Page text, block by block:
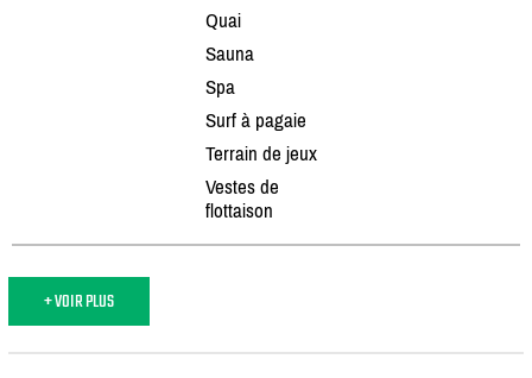
Quai
Sauna
Spa
Surf à pagaie
Terrain de jeux
Vestes de
flottaison
+ VOIR PLUS